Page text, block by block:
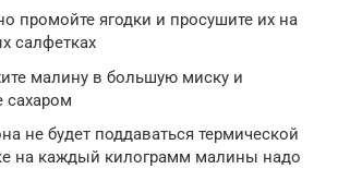
промойте ягодки и просушите их на
салфетках
малину в большую миску и
сахаром
не будет поддаваться термической
на каждый килограмм малины надо